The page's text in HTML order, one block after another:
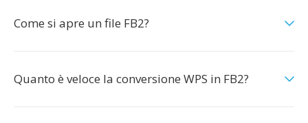
Come si apre un file FB2?
Quanto è veloce la conversione WPS in FB2?